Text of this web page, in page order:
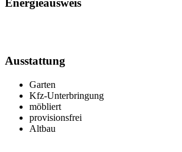
Energieausweis
Ausstattung
Garten
Kfz-Unterbringung
möbliert
provisionsfrei
Altbau